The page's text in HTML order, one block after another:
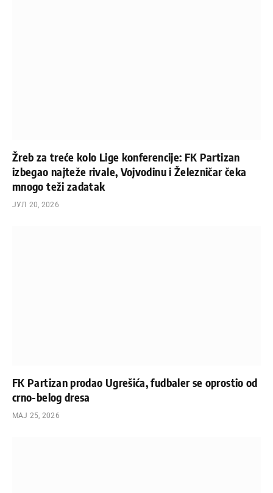
Žreb za treće kolo Lige konferencije: FK Partizan
izbegao najteže rivale, Vojvodinu i Železničar čeka
mnogo teži zadatak
ЈУЛ 20, 2026
FK Partizan prodao Ugrešića, fudbaler se oprostio od
crno-belog dresa
МАЈ 25, 2026